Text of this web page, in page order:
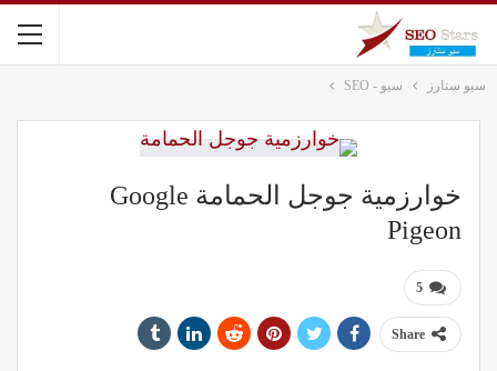
سيو ستارز سيو - SEO
خوارزمية جوجل الحمامة Google
Pigeon
5
Share